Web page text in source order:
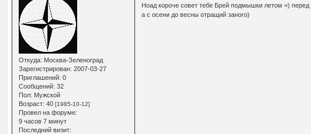
Откуда: Москва-Зеленоград
Зарегистрирован: 2007-03-27
Приглашений: 0
Сообщений: 32
Пол: Мужской
Возраст: 40[1985-10-12]
Провел на форуме:
9 часов 7 минут
Последний визит:
Ноад короче совет тебе Брей подмышки летом =)
а с осени до весны отращий заного)